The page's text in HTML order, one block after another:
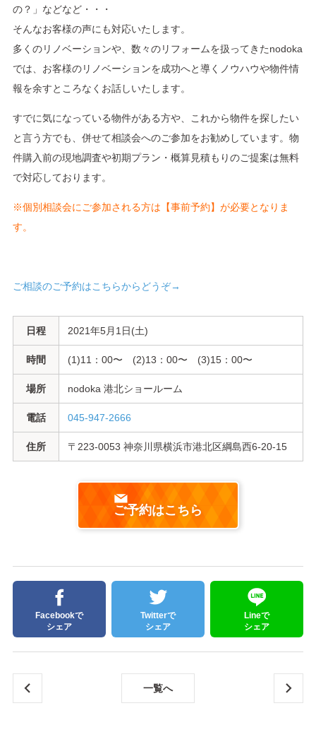
の？」などなど・・・
そんなお客様の声にも対応いたします。
多くのリノベーションや、数々のリフォームを扱ってきたnodoka
では、お客様のリノベーションを成功へと導くノウハウや物件情
報を余すところなくお話しいたします。
すでに気になっている物件がある方や、これから物件を探したい
と言う方でも、併せて相談会へのご参加をお勧めしています。物
件購入前の現地調査や初期プラン・概算見積もりのご提案は無料
で対応しております。
※個別相談会にご参加される方は【事前予約】が必要となりま
す。
ご相談のご予約はこちらからどうぞ→
日程 2021年5月1日(土)
時間 (1)11：00〜 (2)13：00〜 (3)15：00〜
場所 nodoka 港北ショールーム
電話 045-947-2666
住所 〒223-0053 神奈川県横浜市港北区綱島西6-20-15
ご予約はこちら
Facebookで
シェア
Twitterで
シェア
Lineで
シェア
一覧へ